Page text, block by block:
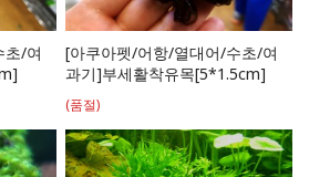
초/여
[아쿠아펫/어항/열대어/수초/여
과기]부세활착유목[5*1.5cm]
(품절)